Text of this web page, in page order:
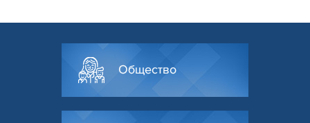
Общество